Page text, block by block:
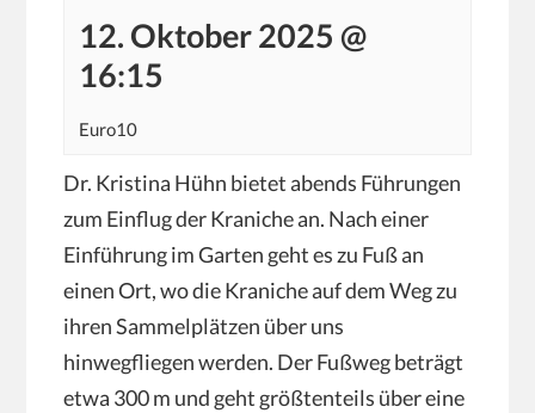
12. Oktober 2025 @
16:15
Euro10
Dr. Kristina Hühn bietet abends Führungen
zum Einflug der Kraniche an. Nach einer
Einführung im Garten geht es zu Fuß an
einen Ort, wo die Kraniche auf dem Weg zu
ihren Sammelplätzen über uns
hinwegfliegen werden. Der Fußweg beträgt
etwa 300 m und geht größtenteils über eine